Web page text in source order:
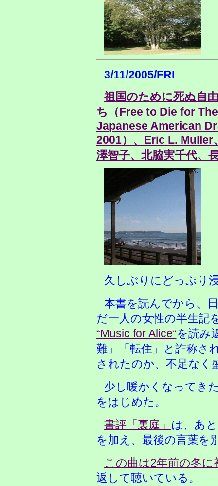
3/11/2005/FRI
祖国のために死ぬ自
ち（Free to Die for
Japanese American
2001）、Eric L. Muller
澤智子、北脇実千代、
久しぶりにどっぷり
本書を読んでから、
だ一人の女性の半生記
“Music for Alice”を読み
難」「転住」と詐称さ
されたのか、不足なく
少し暖かくなってき
をはじめた。
書評「裏庭」 は、あ
を加え、最後の言葉を
この曲は2年前の冬に
返して聴いている。